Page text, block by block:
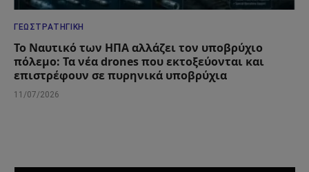
ΓΕΩΣΤΡΑΤΗΓΙΚΉ
Το Ναυτικό των ΗΠΑ αλλάζει τον υποβρύχιο
πόλεμο: Τα νέα drones που εκτοξεύονται και
επιστρέφουν σε πυρηνικά υποβρύχια
11/07/2026